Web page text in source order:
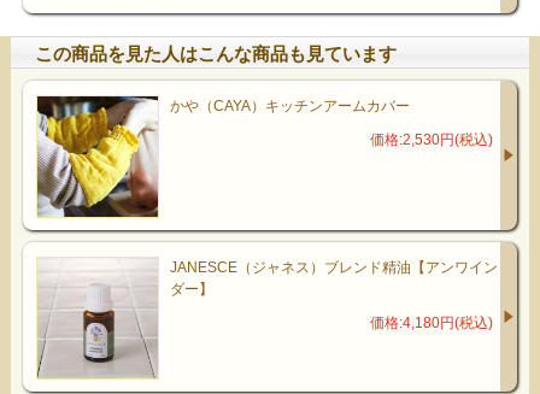
この商品を見た人はこんな商品も見ています
かや（CAYA）キッチンアームカバー
価格:2,530円(税込)
JANESCE（ジャネス）ブレンド精油【アンワイン
ダー】
価格:4,180円(税込)